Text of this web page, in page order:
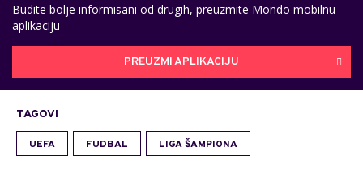
Budite bolje informisani od drugih, preuzmite Mondo mobilnu
aplikaciju
PREUZMI APLIKACIJU
TAGOVI
UEFA FUDBAL LIGA ŠAMPIONA